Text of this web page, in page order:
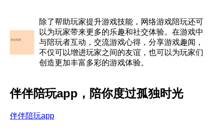
除了帮助玩家提升游戏技能，网络游戏陪玩还可
以为玩家带来更多的乐趣和社交体验。在游戏中
与陪玩者互动，交流游戏心得，分享游戏趣闻，
不仅可以增进玩家之间的友谊，也可以为玩家们
创造更加丰富多彩的游戏体验。
伴伴陪玩app，陪你度过孤独时光
伴伴陪玩app